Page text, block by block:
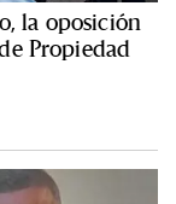
la oposición
Propiedad